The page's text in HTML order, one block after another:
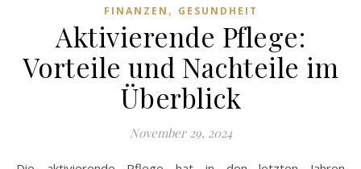
FINANZEN , GESUNDHEIT
Aktivierende Pflege:
Vorteile und Nachteile im
Überblick
November 29, 2024